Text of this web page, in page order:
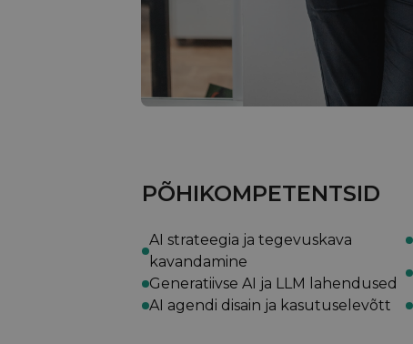
AI strateegia ja tegevuskava
kavandamine
Generatiivse AI ja LLM lahendused
AI agendi disain ja kasutuselevõtt
PÕHIKOMPETENTSID